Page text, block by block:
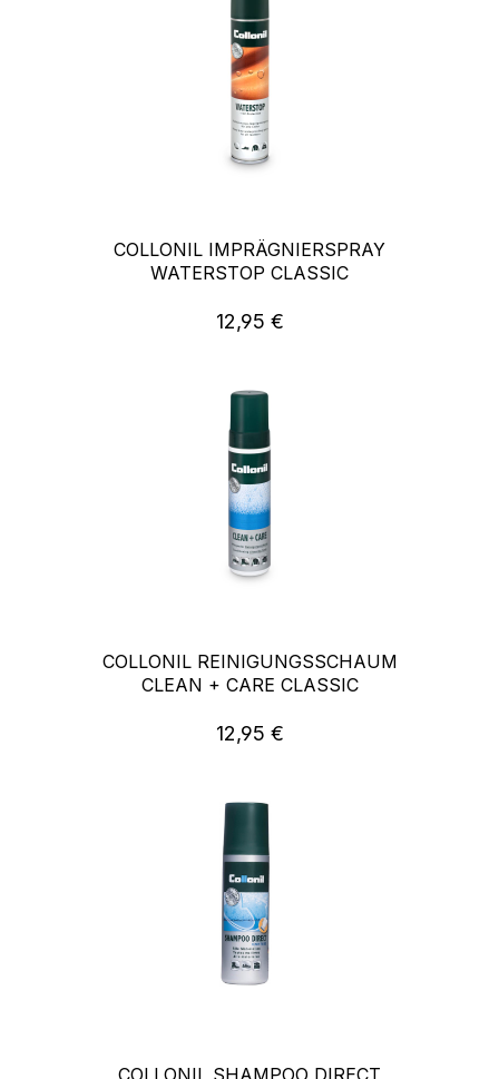
COLLONIL IMPRÄGNIERSPRAY
WATERSTOP CLASSIC
Regulärer Preis:
12,95 €
COLLONIL REINIGUNGSSCHAUM
CLEAN + CARE CLASSIC
Regulärer Preis:
12,95 €